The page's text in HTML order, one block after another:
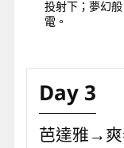
投射下；夢幻
電。
Day 3
芭達雅→爽